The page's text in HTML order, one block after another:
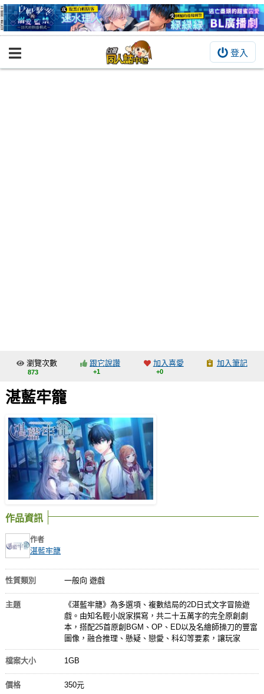
登入
BOOKY書集倉庫
交流中心
攤位轉讓區
會員中心
註冊會員
登入
瀏覽次數
873
跟它說讚
+1
加入喜愛
+0
加入筆記
湛藍牢籠
作品資訊
作者
湛藍牢籠
性質類別 一般向 遊戲
主題
《湛藍牢籠》為多選項、複數結局的2D日式文字冒險遊
戲。由知名輕小說家撰寫，共二十五萬字的完全原創劇
本，搭配25首原創BGM、OP、ED以及名繪師操刀的豐富
圖像，融合推理、懸疑、戀愛、科幻等要素，讓玩家
檔案大小 1GB
價格 350元